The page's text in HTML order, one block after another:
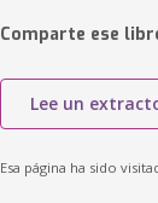
Comparte ese
Lee un
Esa página ha sido